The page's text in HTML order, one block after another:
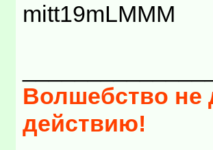
mitt19mLMMM
Волшебство не
действию!